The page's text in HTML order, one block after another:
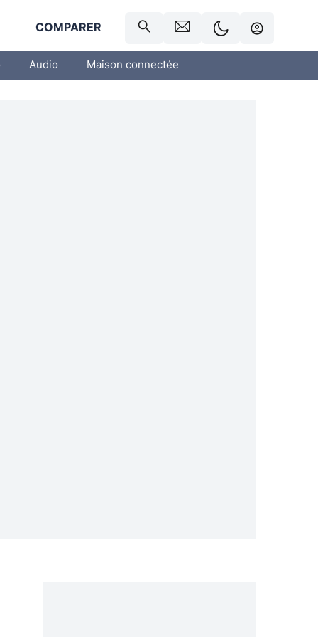
COMPARER
Audio Maison connectée